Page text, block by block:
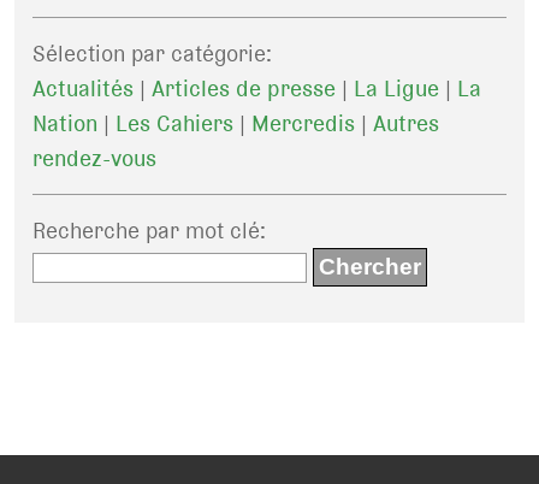
Sélection par catégorie:
Actualités |Articles de presse | La Ligue | La
Nation | Les Cahiers | Mercredis |Autres
rendez-vous
Recherche par mot clé: